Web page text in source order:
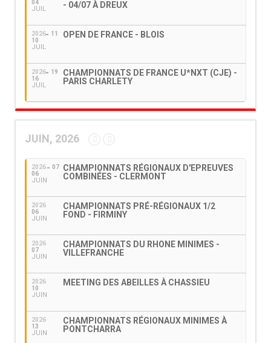
04
JUIL
- 04/07 À DREUX
2026
10
JUIL
11 OPEN DE FRANCE - BLOIS
2026
16
JUIL
19
CHAMPIONNATS DE FRANCE U*NXT (CJE) -
PARIS CHARLETY
JUIN, 2026
2026
06
JUIN
07
CHAMPIONNATS RÉGIONAUX D'EPREUVES
COMBINÉES - CLERMONT
2026
06
JUIN
CHAMPIONNATS PRÉ-RÉGIONAUX 1/2
FOND - FIRMINY
2026
07
JUIN
CHAMPIONNATS DU RHONE MINIMES -
VILLEFRANCHE
2026
10
JUIN
MEETING DES ABEILLES À CHASSIEU
2026
13
JUIN
CHAMPIONNATS RÉGIONAUX MINIMES À
PONTCHARRA